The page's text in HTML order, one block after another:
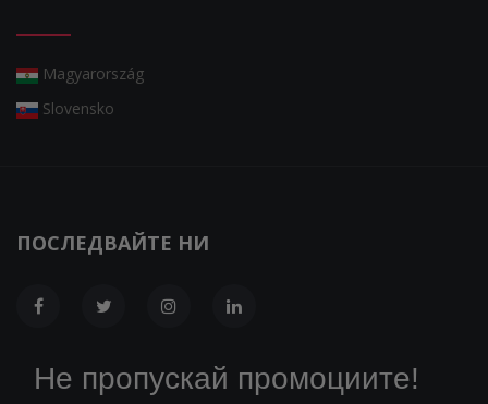
Magyarország
Slovensko
ПОСЛЕДВАЙТЕ НИ
Не пропускай промоциите!